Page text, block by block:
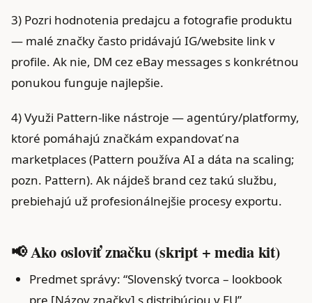
3) Pozri hodnotenia predajcu a fotografie produktu
— malé značky často pridávajú IG/website link v
profile. Ak nie, DM cez eBay messages s konkrétnou
ponukou funguje najlepšie.
4) Využi Pattern‑like nástroje — agentúry/platformy,
ktoré pomáhajú značkám expandovať na
marketplaces (Pattern používa AI a dáta na scaling;
pozn. Pattern). Ak nájdeš brand cez takú službu,
prebiehajú už profesionálnejšie procesy exportu.
📢 Ako osloviť značku (skript + media kit)
Predmet správy: “Slovenský tvorca – lookbook